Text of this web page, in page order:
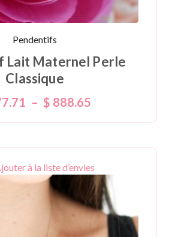
Pendentifs
Lait Maternel Perle
Classique
– $ 888.65
à la liste d’envies